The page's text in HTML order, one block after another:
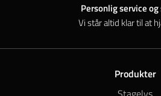
Personlig service
Vi står altid klar til at
Produkter